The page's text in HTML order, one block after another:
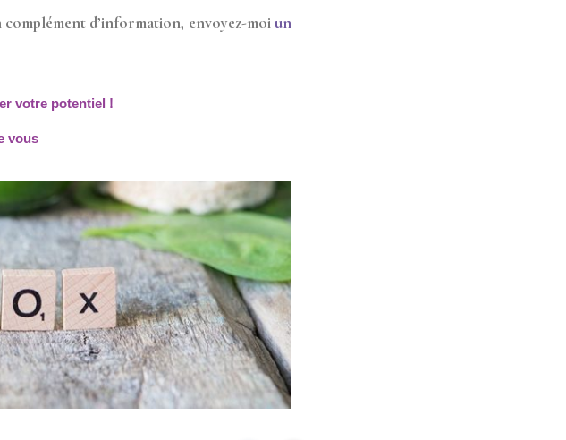
complément d’information, envoyez-moiun
votre potentiel !
vous